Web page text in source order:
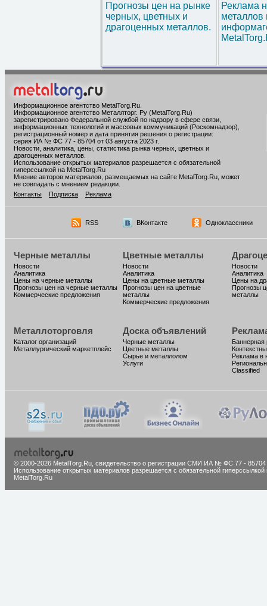
Прогнозы цен на рынке
черных, цветных и
драгоценных металлов.
Реклама
металлов
Информационное агентство MetalTorg.Ru
Информационное агентство Металлторг. Ру (MetalTorg.Ru)
зарегистрировано Федеральной службой по надзору в сфере связи,
информационных технологий и массовых коммуникаций (Роскомнадзор),
регистрационный номер и дата принятия решения о регистрации:
серия ИА № ФС 77 - 85704 от 03 августа 2023 г.
Новости, аналитика, цены, статистика рынка черных, цветных и
драгоценных металлов.
Использование открытых материалов разрешается с обязательной
гиперссылкой на MetalTorg.Ru
Мнение авторов материалов, размещаемых на сайте MetalTorg.Ru, может
не совпадать с мнением редакции.
Контакты
Подписка Реклама
RSS ВКонтакте Одноклассники
Черные металлы
Новости
Аналитика
Цены на черные металлы
Прогнозы цен на черные металлы
Коммерческие предложения
Цветные металлы
Новости
Аналитика
Цены на цветные металлы
Прогнозы цен на цветные
металлы
Коммерческие предложения
Новости
Аналитика
Цены на
Прогнозы
металлы
Металлоторговля
Каталог организаций
Металлургический маркетплейс
Доска объявлений
Черные металлы
Цветные металлы
Сырье и металлолом
Услуги
Баннерная
Реклама в
Classified
© 2000-2026 MetalTorg.Ru, cвидетельство о регистрации СМИ ИА № ФС 77 - 85704
Использование открытых материалов разрешается с обязательной гиперссылкой
MetalTorg.Ru